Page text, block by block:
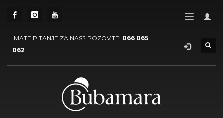
IMATE PITANJE ZA NAS? POZOVITE: 066 065
062